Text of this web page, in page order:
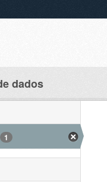
dados
1